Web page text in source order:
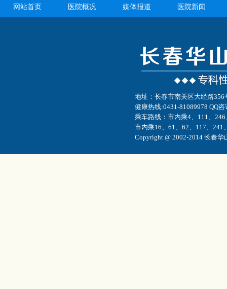
网站首页 医院概况 媒体报道 医院新闻
地址：长春市南关区大经路
健康热线:0431-81089978 QQ
乘车路线：市内乘4、111、
市内乘16、61、62、117、241
Copyright @ 2002-2014 长春